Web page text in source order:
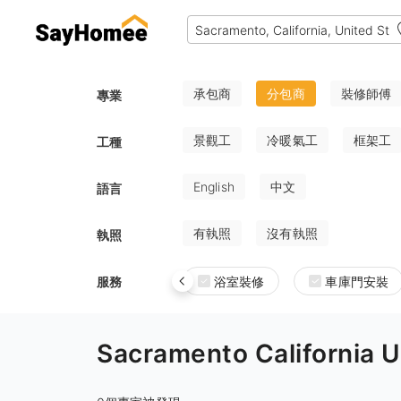
專業 承包商 分包商 裝修師傅
工種 景觀工 冷暖氣工 框架工
語言 English 中文
執照 有執照 沒有執照
服務 浴室裝修 車庫門安裝
Sacramento California